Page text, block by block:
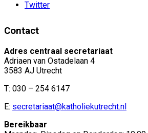
Twitter
Contact
Adres centraal secretariaat
Adriaen van Ostadelaan 4
3583 AJ Utrecht
T: 030 – 254 6147
E: secretariaat@katholiekutrecht.nl
Bereikbaar